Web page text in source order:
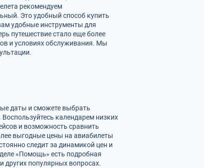
рекомендуем
Это удобный способ купить
удобные инструменты для
путешествие стало еще более
и условиях обслуживания. Мы
даты и сможете выбрать
календарем низких
и возможность сравнить
выгодные цены на авиабилеты
следит за динамикой цен и
«Помощь» есть подробная
других популярных вопросах.